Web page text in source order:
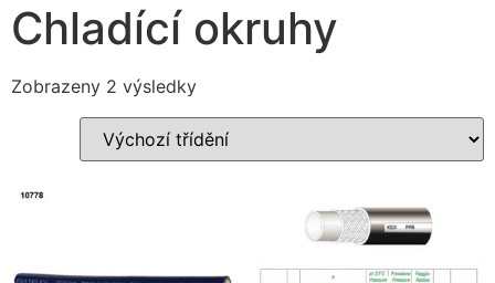
Chladící okruhy
Zobrazeny 2 výsledky